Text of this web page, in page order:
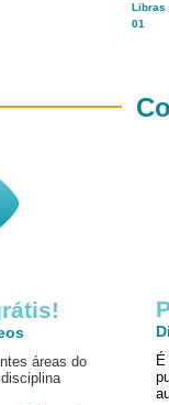
Libras
01
áreas do